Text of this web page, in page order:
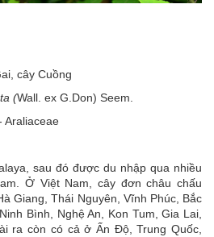
cây Cuồng
(Wall. ex G.Don) Seem.
Araliaceae
sau đó được du nhập qua nhiều
Ở Việt Nam, cây đơn châu chấu
Giang, Thái Nguyên, Vĩnh Phúc, Bắc
Bình, Nghệ An, Kon Tum, Gia Lai,
ra còn có cả ở Ấn Độ, Trung Quốc,